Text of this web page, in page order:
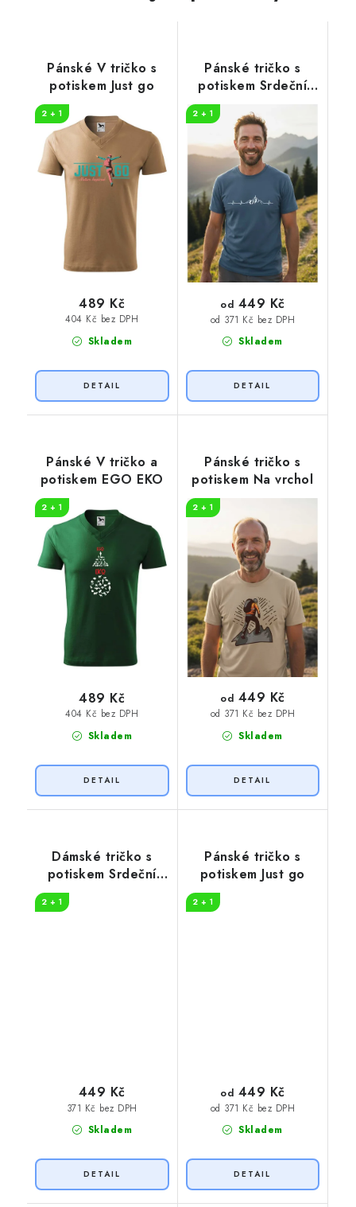
Pánské V tričko s
potiskem Just go
2 + 1
Skladem
404 Kč bez DPH
489 Kč
Pánské tričko s
potiskem Srdeční
tep horolezec
2 + 1
Skladem
od 371 Kč bez DPH
od 449 Kč
Pánské V tričko a
potiskem EGO EKO
2 + 1
Skladem
404 Kč bez DPH
489 Kč
Pánské tričko s
potiskem Na vrchol
2 + 1
Skladem
od 371 Kč bez DPH
od 449 Kč
Dámské tričko s
potiskem Srdeční
tep horolezec
2 + 1
Skladem
371 Kč bez DPH
449 Kč
Pánské tričko s
potiskem Just go
2 + 1
Skladem
od 371 Kč bez DPH
od 449 Kč